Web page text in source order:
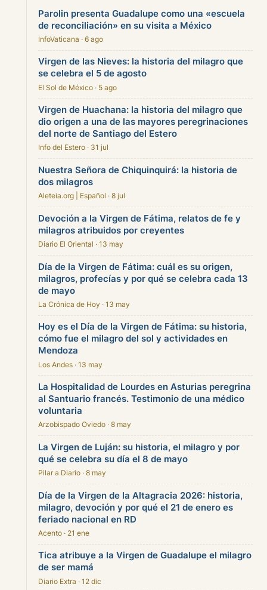
Parolin presenta Guadalupe como una «escuela
de reconciliación» en su visita a México
InfoVaticana · 6 ago
Virgen de las Nieves: la historia del milagro que
se celebra el 5 de agosto
El Sol de México · 5 ago
Virgen de Huachana: la historia del milagro que
dio origen a una de las mayores peregrinaciones
del norte de Santiago del Estero
Info del Estero · 31 jul
Nuestra Señora de Chiquinquirá: la historia de
dos milagros
Aleteia.org | Español · 8 jul
Devoción a la Virgen de Fátima, relatos de fe y
milagros atribuidos por creyentes
Diario El Oriental · 13 may
Día de la Virgen de Fátima: cuál es su origen,
milagros, profecías y por qué se celebra cada 13
de mayo
La Crónica de Hoy · 13 may
Hoy es el Día de la Virgen de Fátima: su historia,
cómo fue el milagro del sol y actividades en
Mendoza
Los Andes · 13 may
La Hospitalidad de Lourdes en Asturias peregrina
al Santuario francés. Testimonio de una médico
voluntaria
Arzobispado Oviedo · 8 may
La Virgen de Luján: su historia, el milagro y por
qué se celebra su día el 8 de mayo
Pilar a Diario · 8 may
Día de la Virgen de la Altagracia 2026: historia,
milagro, devoción y por qué el 21 de enero es
feriado nacional en RD
Acento · 21 ene
Tica atribuye a la Virgen de Guadalupe el milagro
de ser mamá
Diario Extra · 12 dic